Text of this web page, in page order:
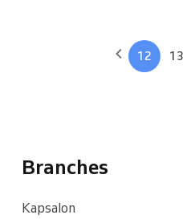
12 13
Branches
Kapsalon